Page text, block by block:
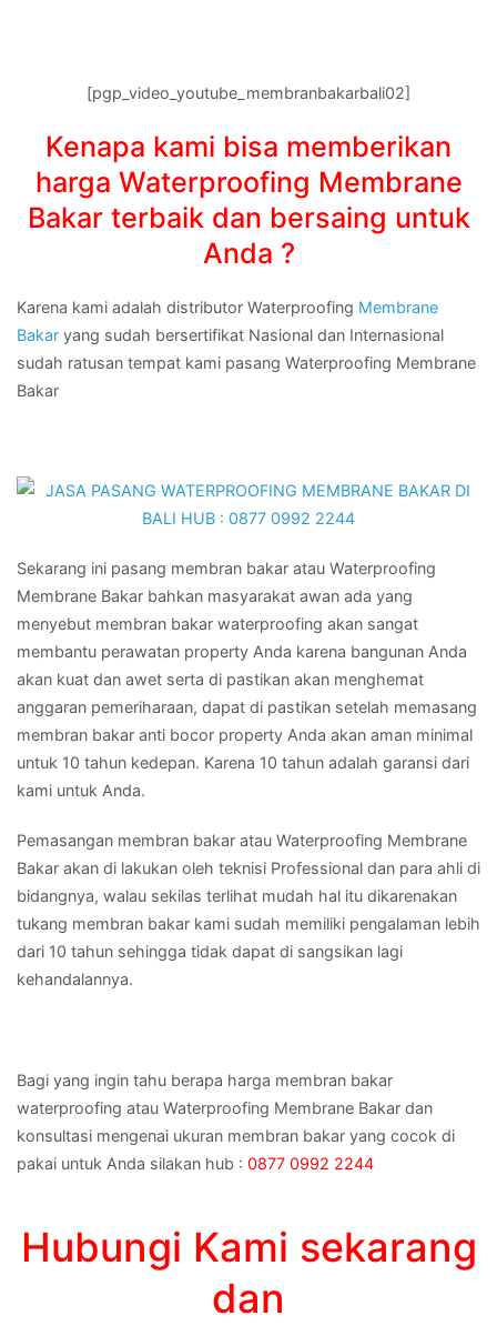
[pgp_video_youtube_membranbakarbali02]
Kenapa kami bisa memberikan
harga Waterproofing Membrane
Bakar terbaik dan bersaing untuk
Anda ?
Karena kami adalah distributor Waterproofing Membrane
Bakar yang sudah bersertifikat Nasional dan Internasional
sudah ratusan tempat kami pasang Waterproofing Membrane
Bakar
Sekarang ini pasang membran bakar atau Waterproofing
Membrane Bakar bahkan masyarakat awan ada yang
menyebut membran bakar waterproofing akan sangat
membantu perawatan property Anda karena bangunan Anda
akan kuat dan awet serta di pastikan akan menghemat
anggaran pemeriharaan, dapat di pastikan setelah memasang
membran bakar anti bocor property Anda akan aman minimal
untuk 10 tahun kedepan. Karena 10 tahun adalah garansi dari
kami untuk Anda.
Pemasangan membran bakar atau Waterproofing Membrane
Bakar akan di lakukan oleh teknisi Professional dan para ahli di
bidangnya, walau sekilas terlihat mudah hal itu dikarenakan
tukang membran bakar kami sudah memiliki pengalaman lebih
dari 10 tahun sehingga tidak dapat di sangsikan lagi
kehandalannya.
Bagi yang ingin tahu berapa harga membran bakar
waterproofing atau Waterproofing Membrane Bakar dan
konsultasi mengenai ukuran membran bakar yang cocok di
pakai untuk Anda silakan hub : 0877 0992 2244
Hubungi Kami sekarang
dan